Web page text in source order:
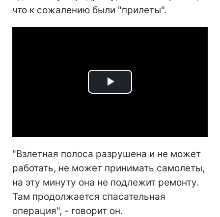
что к сожалению были "прилеты".
Play
"Взлетная полоса разрушена и не может
работать, не может принимать самолеты,
на эту минуту она не подлежит ремонту.
Там продолжается спасательная
операция", - говорит он.